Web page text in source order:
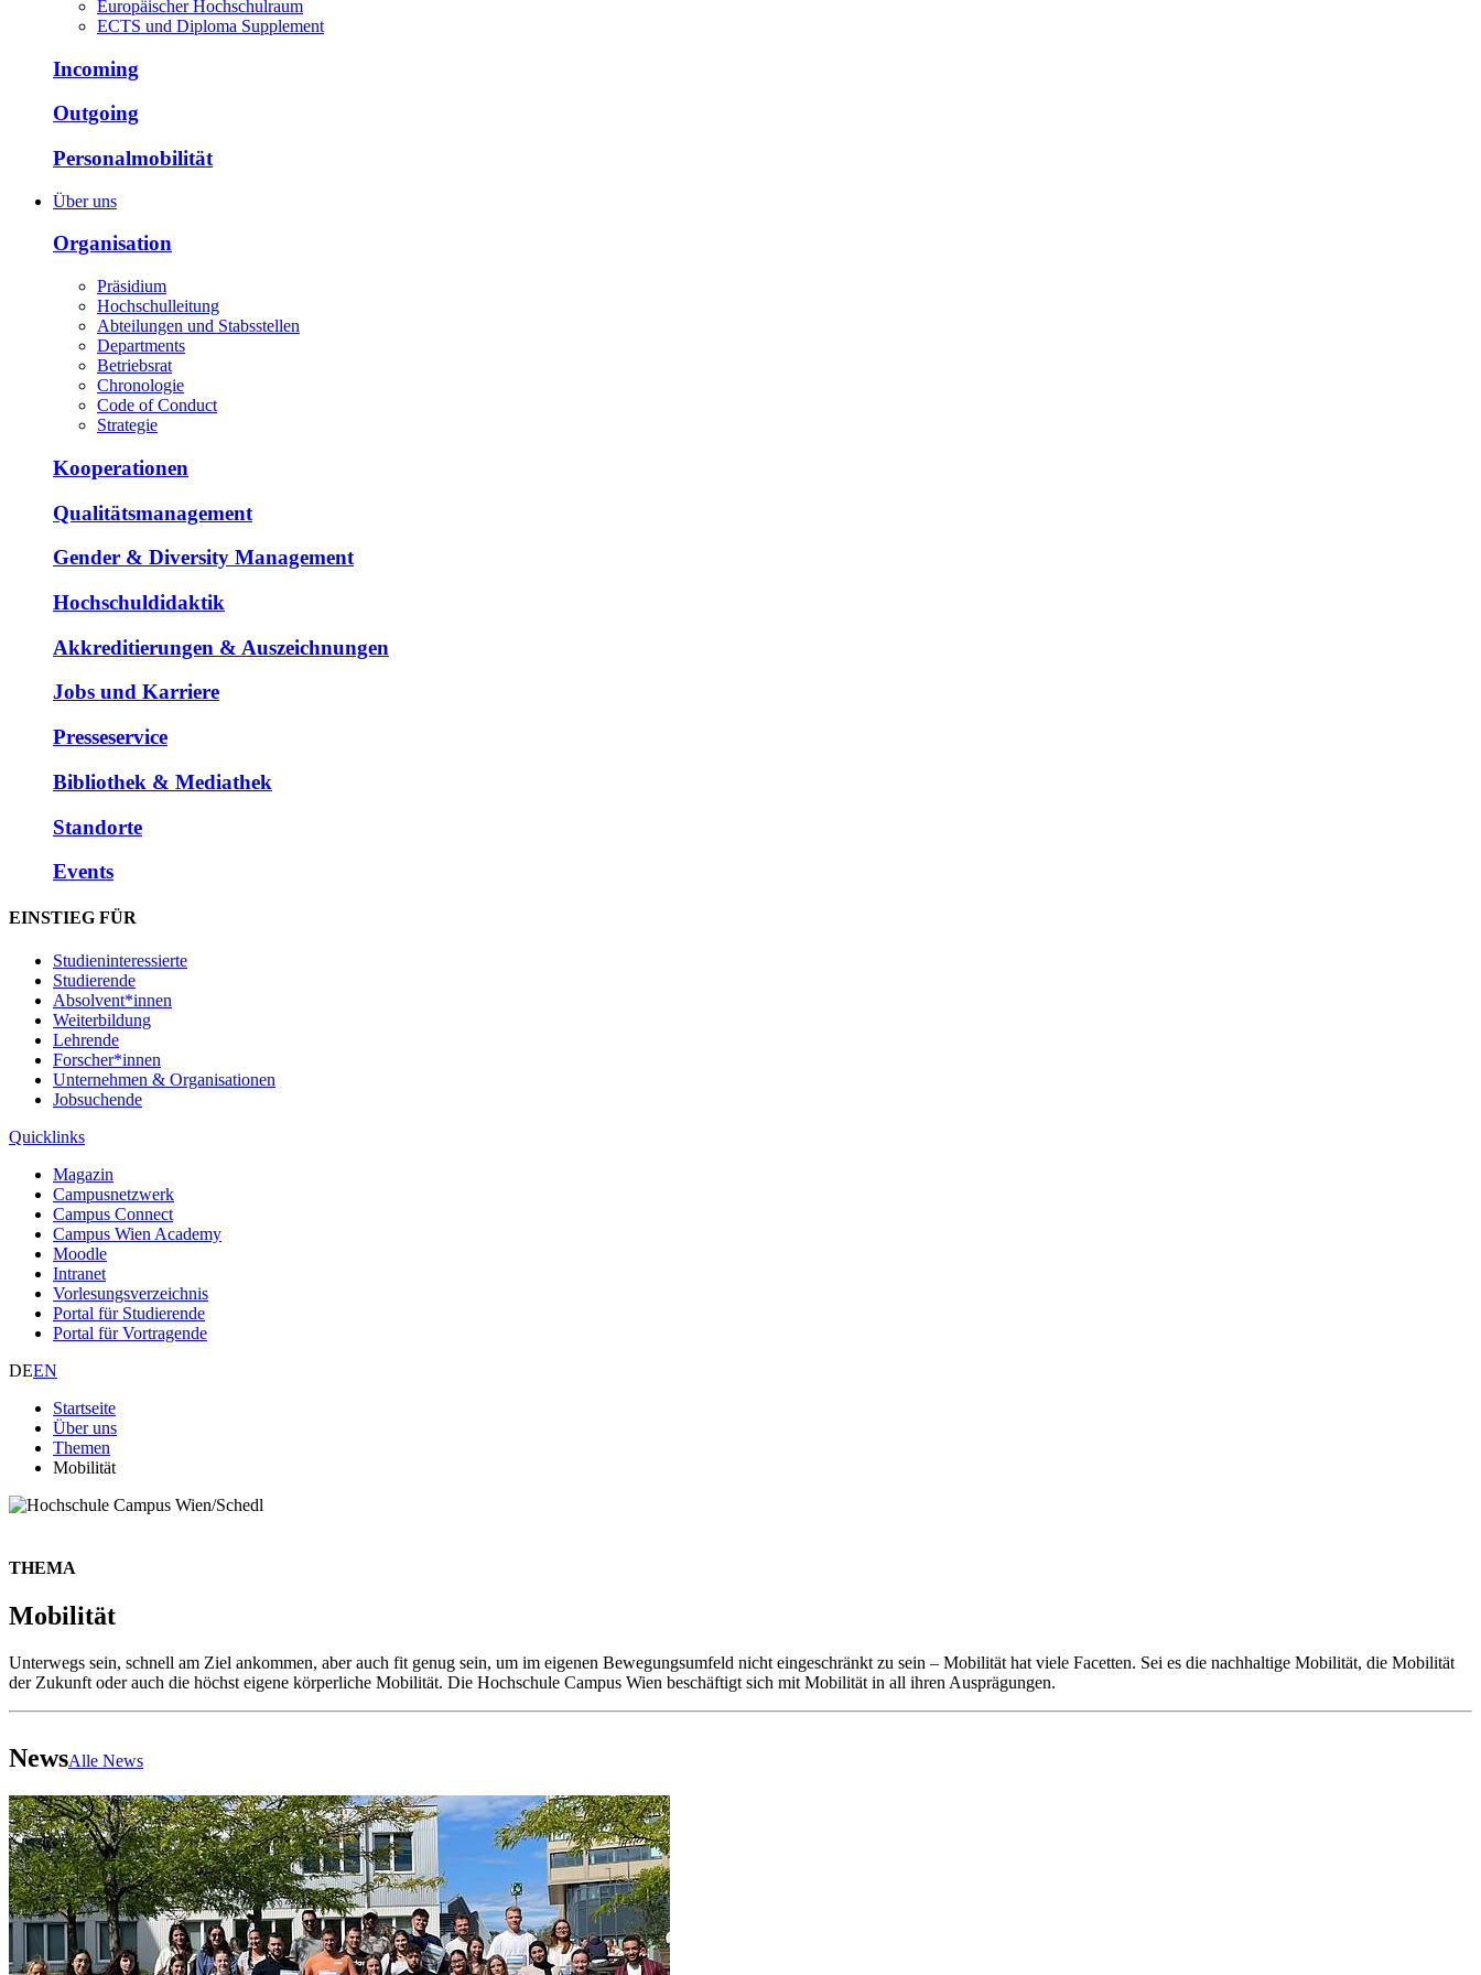
Europäischer Hochschulraum
ECTS und Diploma Supplement
Incoming
Outgoing
Personalmobilität
Über uns
Organisation
Präsidium
Hochschulleitung
Abteilungen und Stabsstellen
Departments
Betriebsrat
Chronologie
Code of Conduct
Strategie
Kooperationen
Qualitätsmanagement
Gender & Diversity Management
Hochschuldidaktik
Akkreditierungen & Auszeichnungen
Jobs und Karriere
Presseservice
Bibliothek & Mediathek
Standorte
Events
EINSTIEG FÜR
Studieninteressierte
Studierende
Absolvent*innen
Weiterbildung
Lehrende
Forscher*innen
Unternehmen & Organisationen
Jobsuchende
Quicklinks
Magazin
Campusnetzwerk
Campus Connect
Campus Wien Academy
Moodle
Intranet
Vorlesungsverzeichnis
Portal für Studierende
Portal für Vortragende
DEEN
Startseite
Über uns
Themen
Mobilität
THEMA
Mobilität
Unterwegs sein, schnell am Ziel ankommen, aber auch fit genug sein, um im eigenen Bewegungsumfeld nicht eingeschränkt zu sein – Mobilität hat viele Facetten. Sei es die nachhaltige Mobilität, die Mobilität
der Zukunft oder auch die höchst eigene körperliche Mobilität. Die Hochschule Campus Wien beschäftigt sich mit Mobilität in all ihren Ausprägungen.
NewsAlle News